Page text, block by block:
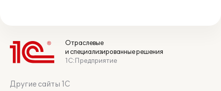
Отраслевые
и специализированные решения
1С:Предприятие
Другие сайты 1С